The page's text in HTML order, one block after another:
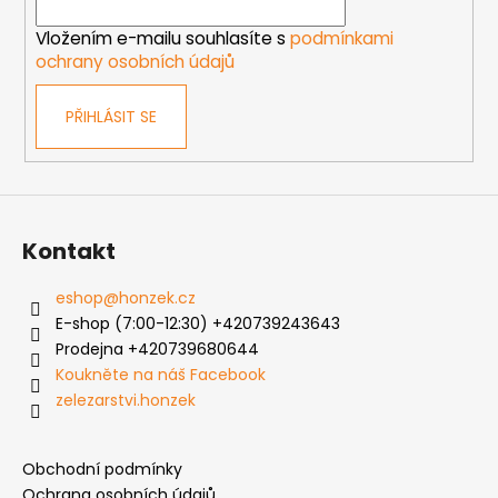
Vložením e-mailu souhlasíte s podmínkami
ochrany osobních údajů
PŘIHLÁSIT SE
Kontakt
eshop@honzek.cz
E-shop (7:00-12:30) +420739243643
Prodejna +420739680644
Koukněte na náš Facebook
zelezarstvi.honzek
Obchodní podmínky